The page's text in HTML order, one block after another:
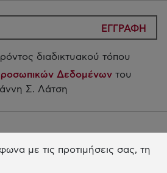
ΕΓΓΡΑΦΗ
διαδικτυακού τόπου
Δεδομένων του
Σ. Λάτση
μας
με τις προτιμήσεις σας, τη